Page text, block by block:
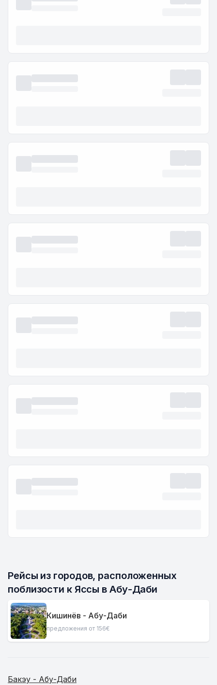
Рейсы из городов, расположенных
поблизости к Яссы в Абу-Даби
Кишинёв - Абу-Даби
предложения от 156€
Бакэу - Абу-Даби